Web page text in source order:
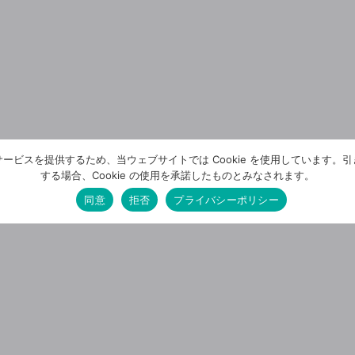
ービスを提供するため、当ウェブサイトでは Cookie を使用しています。引
する場合、Cookie の使用を承諾したものとみなされます。
同意
拒否 プライバシーポリシー